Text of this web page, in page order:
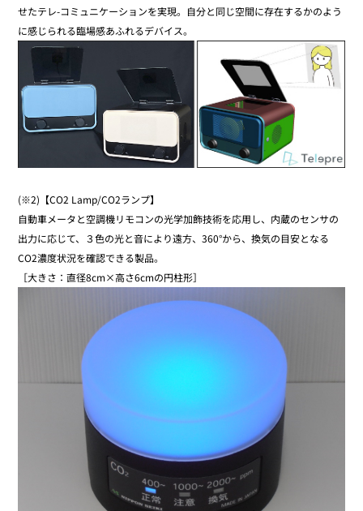
せたテレ-コミュニケーションを実現。自分と同じ空間に存在するかのよう
に感じられる臨場感あふれるデバイス。
(※2)【CO2 Lamp/CO2ランプ】
自動車メータと空調機リモコンの光学加飾技術を応用し、内蔵のセンサの
出力に応じて、３色の光と音により遠方、360°から、換気の目安となる
CO2濃度状況を確認できる製品。
［大きさ：直径8cm×高さ6cmの円柱形］